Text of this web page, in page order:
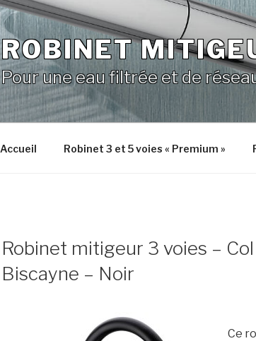
ROBINET
Pour une eau filtrée et de
Accueil Robinet 3 et 5 voies « Premium »
Robinet mitigeur 3 voies –
Biscayne – Noir
Ce